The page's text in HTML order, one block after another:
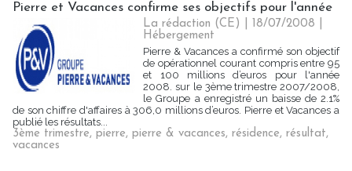
Pierre et Vacances confirme ses objectifs pour l'année
La rédaction (CE) | 18/07/2008
Hébergement
Pierre & Vacances a confirmé son objectif
de opérationnel courant compris entre 95
et 100 millions d’euros pour l'année
2008. sur le 3ème trimestre 2007/2008,
le Groupe a enregistré un baisse de 2.1%
de son chiffre d'affaires à 306,0 millions d’euros. Pierre et Vacances a
publié les résultats...
3ème trimestre, pierre, pierre & vacances, résidence, résultat,
vacances